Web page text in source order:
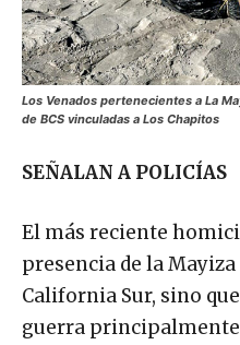
Los Venados pertenecientes a La
de BCS vinculadas a Los Chapitos
SEÑALAN A POLICÍAS
El más reciente
presencia de la
California Sur, sino
guerra